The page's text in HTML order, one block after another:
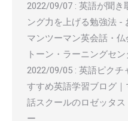
2022/09/07 : 英語が聞き
ング力を上げる勉強法 -
マンツーマン英会話・
トーン・ラーニングセン
2022/09/05 : 英語ピクチ
すすめ英語学習ブログ
話スクールのロゼッタ
ー